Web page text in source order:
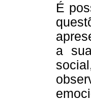
É
a